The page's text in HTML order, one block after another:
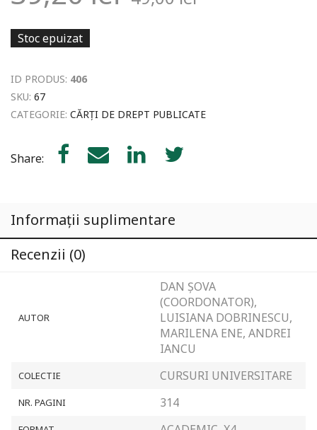
Stoc epuizat
ID PRODUS: 406
SKU: 67
CATEGORIE: CĂRȚI DE DREPT PUBLICATE
Share:
Informații suplimentare
Recenzii (0)
AUTOR
DAN ȘOVA
(COORDONATOR),
LUISIANA DOBRINESCU,
MARILENA ENE, ANDREI
IANCU
COLECTIE CURSURI UNIVERSITARE
NR. PAGINI 314